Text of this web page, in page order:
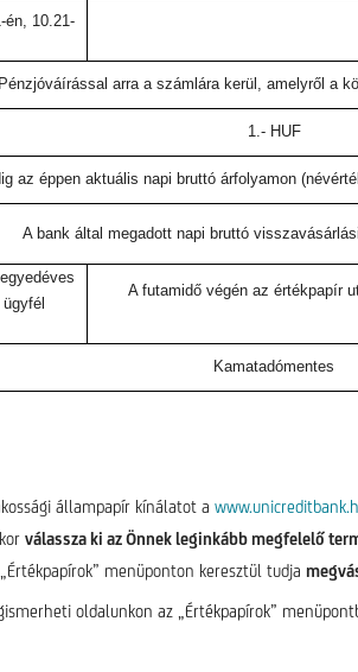
én, 10.21-
Pénzjóváírással arra a számlára kerül, amelyről a
1.- HUF
az éppen aktuális napi bruttó árfolyamon
A bank által megadott napi bruttó
A futamidő végén az értékpapír
Kamatadómentes
állampapír kínálatot a
válassza ki az Önnek leginkább megfelelő
menüponton keresztül tudja
oldalunkon az „Értékpapírok”